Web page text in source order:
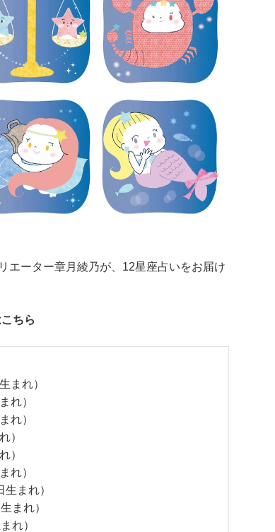
エーター章月綾乃が、12星座占いをお届け
ちら
まれ）
れ）
れ）
）
）
れ）
まれ）
まれ）
れ）